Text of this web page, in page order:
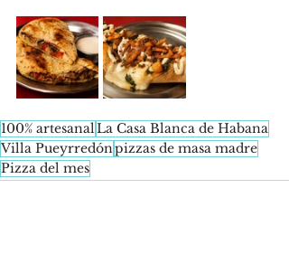
100% artesanalLa Casa Blanca de Habana
Villa Pueyrredónpizzas de masa madre
Pizza del mes